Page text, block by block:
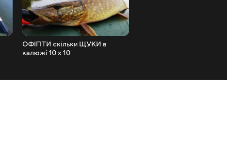
ОФІГІТИ скільки ЩУКИ в
калюжі 10 х 10